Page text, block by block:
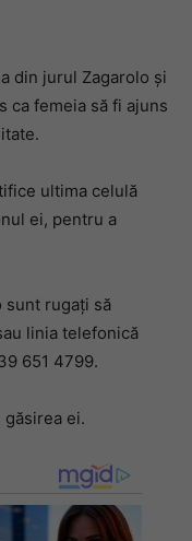
din jurul Zagarolo și
ca femeia să fi ajuns
ultima celulă
ei, pentru a
sunt rugați să
linia telefonică
651 4799.
ei.